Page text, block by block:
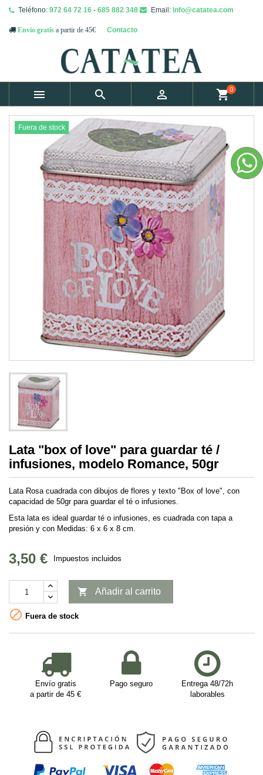
Teléfono: 972 64 72 16 - 685 882 348 Email: info@catatea.com
Envio gratís a partir de 45€ Contacto
   shopping_cart0
Fuera de stock
Lata "box of love" para guardar té /
infusiones, modelo Romance, 50gr
Lata Rosa cuadrada con dibujos de flores y texto "Box of love", con
capacidad de 50gr para guardar el té o infusiones.
Esta lata es ideal guardar té o infusiones, es cuadrada con tapa a
presión y con Medidas: 6 x 6 x 8 cm.
3,50 € Impuestos incluidos
 Añadir al carrito
 Fuera de stock
Envío gratis
a partir de 45 €
Pago seguro
Entrega 48/72h
laborables